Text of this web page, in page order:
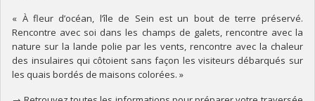
« À fleur d’océan, l’île de Sein est un bout de terre préservé.
Rencontre avec soi dans les champs de galets, rencontre avec la
nature sur la lande polie par les vents, rencontre avec la chaleur
des insulaires qui côtoient sans façon les visiteurs débarqués sur
les quais bordés de maisons colorées. »